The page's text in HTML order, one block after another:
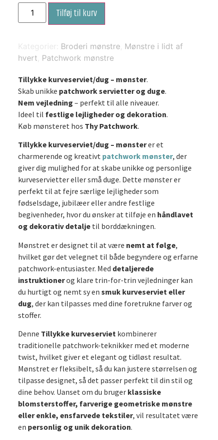
Tillykke
kurveserviet/dug
-
Tilføj til kurv
Kategorier: Broderi mønstre Mønstre i lidt af
hvert Patchwork mønstre
Tillykke kurveserviet/dug – mønster.
Skab unikke patchwork servietter og duge.
Nem vejledning – perfekt til alle niveauer.
Ideel til festlige lejligheder og dekoration.
Køb mønsteret hos Thy Patchwork.
Tillykke kurveserviet/dug – mønsterer et
charmerende og kreativt patchwork mønster, der
giver dig mulighed for at skabe unikke og personlige
kurveservietter eller små duge. Dette mønster er
perfekt til at fejre særlige lejligheder som
fødselsdage, jubilæer eller andre festlige
begivenheder, hvor du ønsker at tilføje en håndlavet
og dekorativ detalje til borddækningen.
Mønstret er designet til at være nemt at følge,
hvilket gør det velegnet til både begyndere og erfarne
patchwork-entusiaster. Med detaljerede
instruktionerog klare trin-for-trin vejledninger kan
du hurtigt og nemt sy en smuk kurveserviet eller
dug, der kan tilpasses med dine foretrukne farver og
stoffer.
Denne Tillykke kurveserviet kombinerer
traditionelle patchwork-teknikker med et moderne
twist, hvilket giver et elegant og tidløst resultat.
Mønstret er fleksibelt, så du kan justere størrelsen og
tilpasse designet, så det passer perfekt til din stil og
dine behov. Uanset om du bruger klassiske
blomsterstoffer, farverige geometriske mønstre
eller enkle, ensfarvede tekstiler, vil resultatet være
en personlig og unik dekoration.